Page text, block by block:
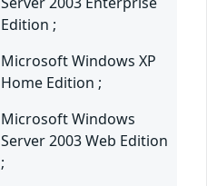
Edition ;
Microsoft Windows XP
Home Edition ;
Microsoft Windows
Server 2003 Web Edition
;